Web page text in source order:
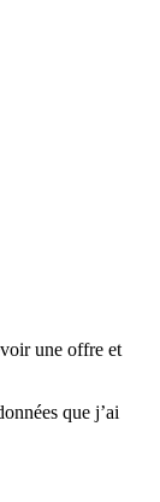
une offre et
que j’ai